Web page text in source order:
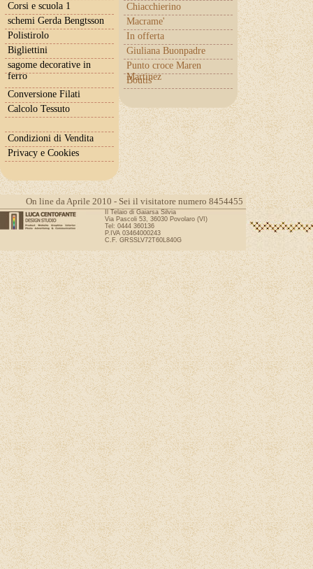
Chiacchierino
Macrame'
In offerta
Giuliana Buonpadre
Punto croce Maren
Martinez
Boutis
Corsi e scuola 1
schemi Gerda Bengtsson
Polistirolo
Bigliettini
sagome decorative in
ferro
Conversione Filati
Calcolo Tessuto
Condizioni di Vendita
Privacy e Cookies
On line da Aprile 2010 - Sei il visitatore numero 8454455
Il Telaio di Gaiarsa Silvia
Via Pascoli 53, 36030 Povolaro (VI)
Tel: 0444 360136
P.IVA 03464000243
C.F. GRSSLV72T60L840G